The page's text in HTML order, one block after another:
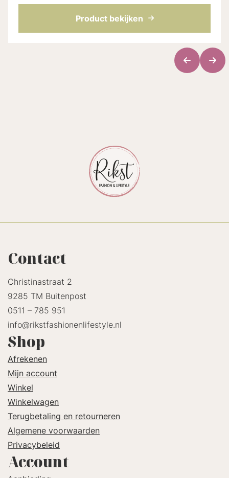
parfum. De refill zit in een nieuwe ka...
Product bekijken
Contact
Christinastraat 2
9285 TM Buitenpost
0511 – 785 951
info@rikstfashionenlifestyle.nl
Shop
Afrekenen
Mijn account
Winkel
Winkelwagen
Terugbetaling en retourneren
Algemene voorwaarden
Privacybeleid
Account